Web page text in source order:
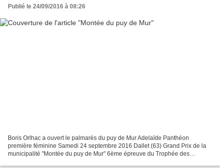
Publié le 24/09/2016 à 08:26
Boris Orlhac a ouvert le palmarès du puy de Mur Adelaïde Panthéon
première féminine Samedi 24 septembre 2016 Dallet (63) Grand Prix de la
municipalité "Montée du puy de Mur" 6ème épreuve du Trophée des